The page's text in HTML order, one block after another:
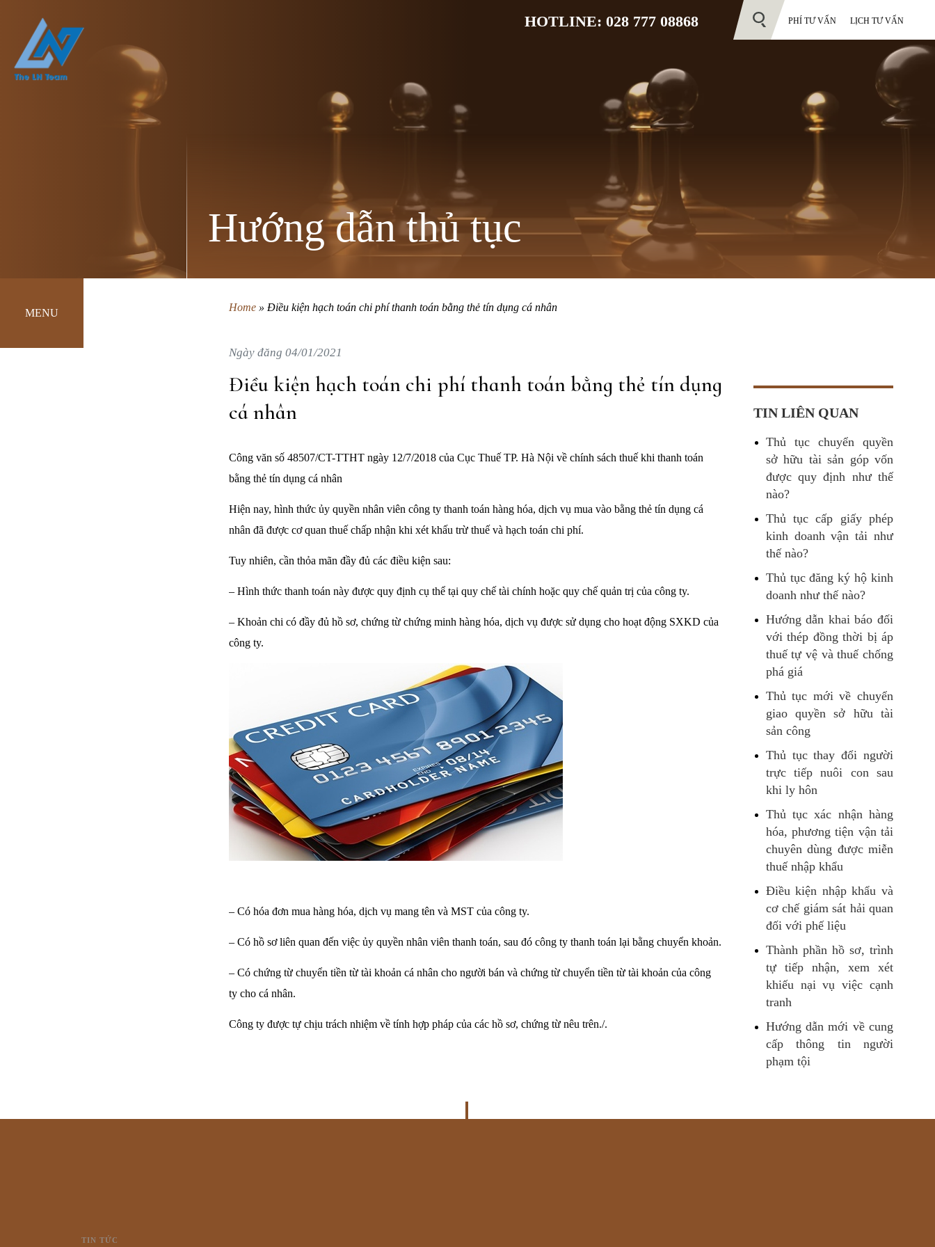
HOTLINE: 028 777 08868 PHÍ TƯ VẤN LỊCH TƯ VẤN
Hướng dẫn thủ tục
MENU Home» Điều kiện hạch toán chi phí thanh toán bằng thẻ tín dụng cá nhân
Ngày đăng 04/01/2021
Điều kiện hạch toán chi phí thanh toán bằng thẻ tín dụng
cá nhân
Công văn số 48507/CT-TTHT ngày 12/7/2018 của Cục Thuế TP. Hà Nội về chính sách thuế khi thanh toán
bằng thẻ tín dụng cá nhân
Hiện nay, hình thức ủy quyền nhân viên công ty thanh toán hàng hóa, dịch vụ mua vào bằng thẻ tín dụng cá
nhân đã được cơ quan thuế chấp nhận khi xét khấu trừ thuế và hạch toán chi phí.
Tuy nhiên, cần thỏa mãn đầy đủ các điều kiện sau:
– Hình thức thanh toán này được quy định cụ thể tại quy chế tài chính hoặc quy chế quản trị của công ty.
– Khoản chi có đầy đủ hồ sơ, chứng từ chứng minh hàng hóa, dịch vụ được sử dụng cho hoạt động SXKD của
công ty.
– Có hóa đơn mua hàng hóa, dịch vụ mang tên và MST của công ty.
– Có hồ sơ liên quan đến việc ủy quyền nhân viên thanh toán, sau đó công ty thanh toán lại bằng chuyển khoản.
– Có chứng từ chuyển tiền từ tài khoản cá nhân cho người bán và chứng từ chuyển tiền từ tài khoản của công
ty cho cá nhân.
Công ty được tự chịu trách nhiệm về tính hợp pháp của các hồ sơ, chứng từ nêu trên./.
TIN LIÊN QUAN
Thủ tục chuyển quyền
sở hữu tài sản góp vốn
được quy định như thế
nào?
Thủ tục cấp giấy phép
kinh doanh vận tải như
thế nào?
Thủ tục đăng ký hộ kinh
doanh như thế nào?
Hướng dẫn khai báo đối
với thép đồng thời bị áp
thuế tự vệ và thuế chống
phá giá
Thủ tục mới về chuyển
giao quyền sở hữu tài
sản công
Thủ tục thay đổi người
trực tiếp nuôi con sau
khi ly hôn
Thủ tục xác nhận hàng
hóa, phương tiện vận tải
chuyên dùng được miễn
thuế nhập khẩu
Điều kiện nhập khẩu và
cơ chế giám sát hải quan
đối với phế liệu
Thành phần hồ sơ, trình
tự tiếp nhận, xem xét
khiếu nại vụ việc cạnh
tranh
Hướng dẫn mới về cung
cấp thông tin người
phạm tội
TIN TỨC